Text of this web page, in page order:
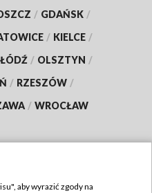
/ GDAŃSK /
/ KIELCE /
ŁÓDŹ / OLSZTYN /
/ RZESZÓW /
/ WROCŁAW
aby wyrazić zgody na